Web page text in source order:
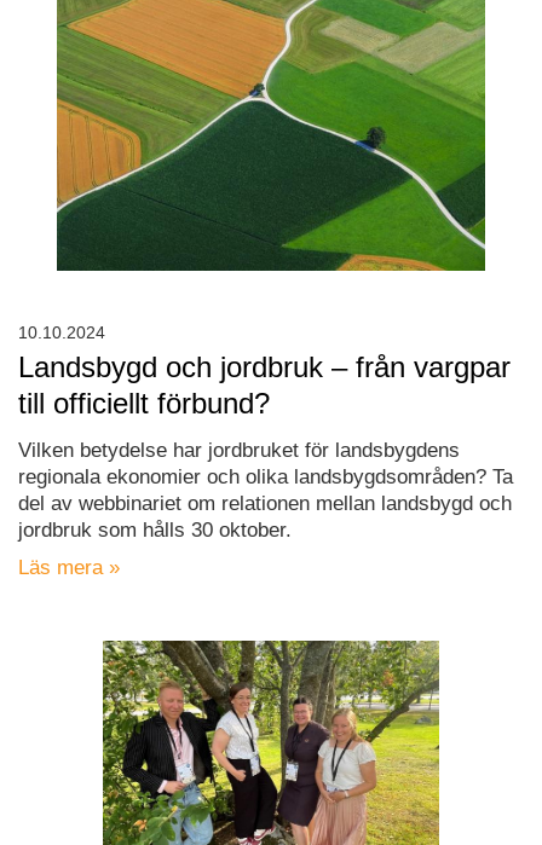
Landsbygd och jordbruk – från vargpar
till officiellt förbund?
Vilken betydelse har jordbruket för landsbygdens
regionala ekonomier och olika landsbygdsområden? Ta
del av webbinariet om relationen mellan landsbygd och
jordbruk som hålls 30 oktober.
Läs mera »
10.10.2024